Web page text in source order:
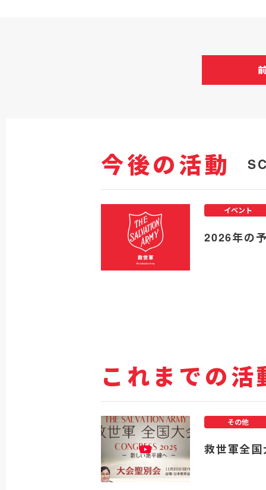
今後の活動
2026年の
イベント
これまでの活
救世軍全
その他